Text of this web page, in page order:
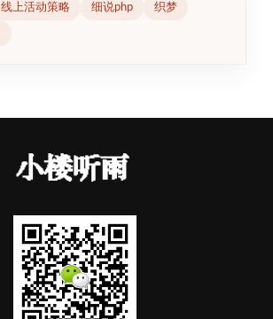
线上活动策略 细说php 织梦